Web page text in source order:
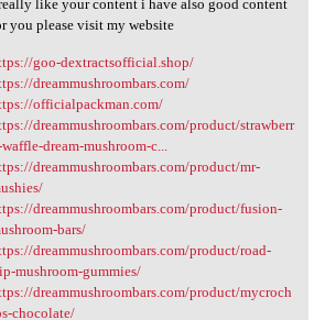
like your content i
like your content i have also good content
you please visit my website
goo-dextractsofficial.shop/
dreammushroombars.com/
officialpackman.com/
dreammushroombars.com/product/strawberr
dream-mushroom-c...
dreammushroombars.com/product/mr-
dreammushroombars.com/product/fusion-
bars/
dreammushroombars.com/product/road-
mushroom-gummies/
dreammushroombars.com/product/mycroch
chocolate/